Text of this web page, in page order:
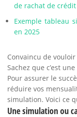
de rachat de
Exemple tableau
en 2025
Convaincu de
Sachez que c’est
Pour assurer le
réduire vos
simulation. Voici ce
Une simulation ou